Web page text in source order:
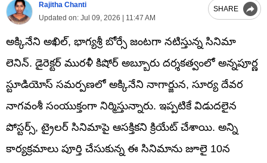
Rajitha Chanti
Updated on: Jul 09, 2026 | 11:47 AM
SHARE
అక్కినేని అఖిల్, భాగ్యశ్రీ బోర్సే జంటగా నటిస్తున్న సినిమా
లెనిన్. డైరెక్టర్ మురళీ కిషోర్ అబ్బూరు దర్శకత్వంలో అన్నపూర్ణ
స్టూడియోస్ సమర్పణలో అక్కినేని నాగార్జున, సూర్య దేవర
నాగవంశీ సంయుక్తంగా నిర్మిస్తున్నారు. ఇప్పటికే విడుదలైన
పోస్టర్స్, ట్రైలర్ సినిమాపై ఆసక్తికని క్రియేట్ చేశాయి. అన్ని
కార్యక్రమాలు పూర్తి చేసుకున్న ఈ సినిమాను జూలై 10న